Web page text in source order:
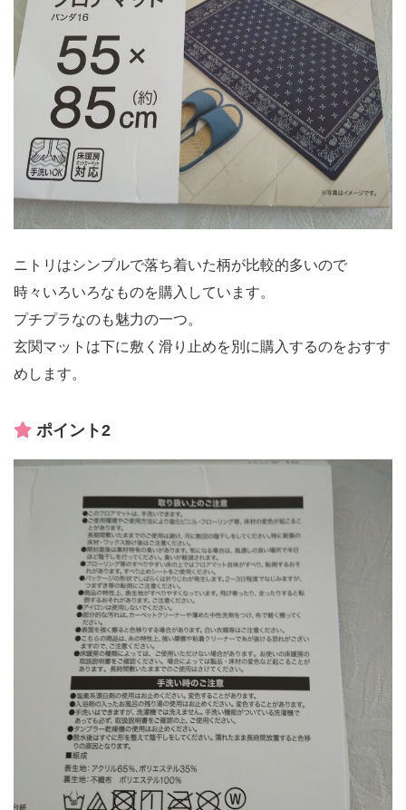
ニトリはシンプルで落ち着いた柄が比較的多いので
時々いろいろなものを購入しています。
プチプラなのも魅力の一つ。
玄関マットは下に敷く滑り止めを別に購入するのをおすす
めします。
ポイント2